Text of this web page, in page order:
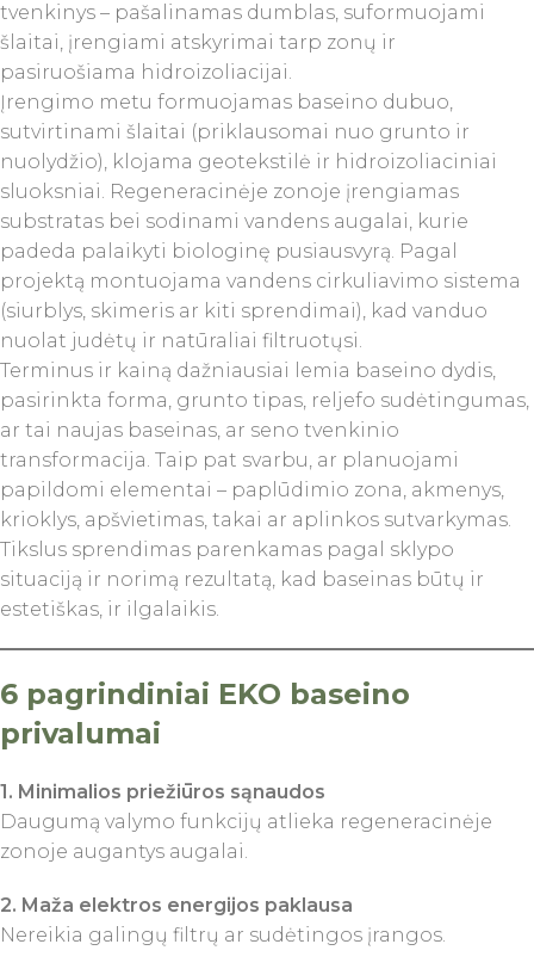
tvenkinys – pašalinamas dumblas, suformuojami
šlaitai, įrengiami atskyrimai tarp zonų ir
pasiruošiama hidroizoliacijai.
Įrengimo metu formuojamas baseino dubuo,
sutvirtinami šlaitai (priklausomai nuo grunto ir
nuolydžio), klojama geotekstilė ir hidroizoliaciniai
sluoksniai. Regeneracinėje zonoje įrengiamas
substratas bei sodinami vandens augalai, kurie
padeda palaikyti biologinę pusiausvyrą. Pagal
projektą montuojama vandens cirkuliavimo sistema
(siurblys, skimeris ar kiti sprendimai), kad vanduo
nuolat judėtų ir natūraliai filtruotųsi.
Terminus ir kainą dažniausiai lemia baseino dydis,
pasirinkta forma, grunto tipas, reljefo sudėtingumas,
ar tai naujas baseinas, ar seno tvenkinio
transformacija. Taip pat svarbu, ar planuojami
papildomi elementai – paplūdimio zona, akmenys,
krioklys, apšvietimas, takai ar aplinkos sutvarkymas.
Tikslus sprendimas parenkamas pagal sklypo
situaciją ir norimą rezultatą, kad baseinas būtų ir
estetiškas, ir ilgalaikis.
6 pagrindiniai EKO baseino
privalumai
1. Minimalios priežiūros sąnaudos
Daugumą valymo funkcijų atlieka regeneracinėje
zonoje augantys augalai.
2. Maža elektros energijos paklausa
Nereikia galingų filtrų ar sudėtingos įrangos.